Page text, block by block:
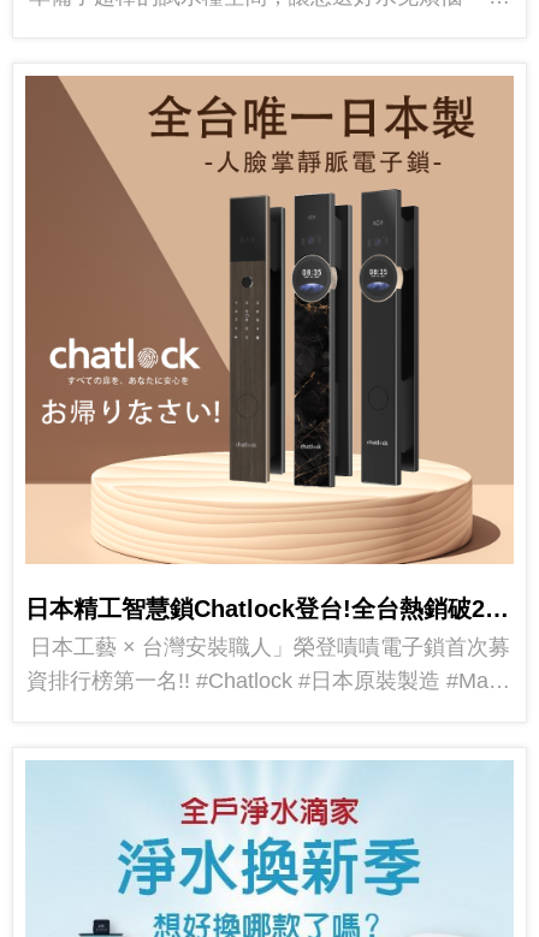
日本精工智慧鎖Chatlock登台!全台熱銷破2000萬!!
日本工藝 × 台灣安裝職人」榮登嘖嘖電子鎖首次募
資排行榜第一名!! #Chatlock #日本原裝製造 #Made